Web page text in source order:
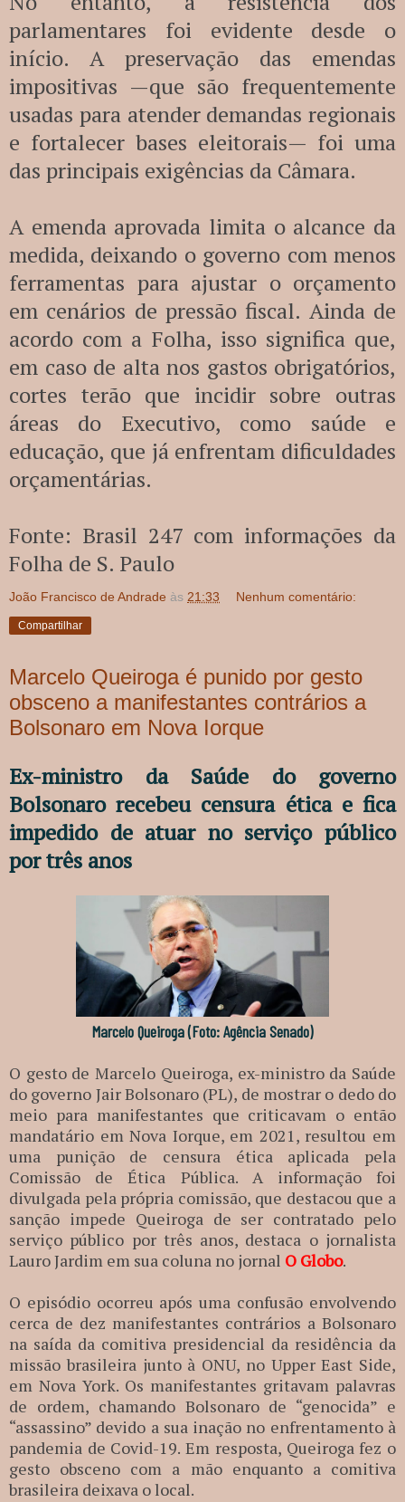
parlamentares foi evidente desde o
início. A preservação das emendas
impositivas —que são frequentemente
usadas para atender demandas regionais
e fortalecer bases eleitorais— foi uma
das principais exigências da Câmara.
A emenda aprovada limita o alcance da
medida, deixando o governo com menos
ferramentas para ajustar o orçamento
em cenários de pressão fiscal. Ainda de
acordo com a Folha, isso significa que,
em caso de alta nos gastos obrigatórios,
cortes terão que incidir sobre outras
áreas do Executivo, como saúde e
educação, que já enfrentam dificuldades
orçamentárias.
Fonte: Brasil 247 com informações da
Folha de S. Paulo
João Francisco de Andrade às 21:33 Nenhum comentário:
Compartilhar
Marcelo Queiroga é punido por gesto
obsceno a manifestantes contrários a
Bolsonaro em Nova Iorque
Ex-ministro da Saúde do governo
Bolsonaro recebeu censura ética e fica
impedido de atuar no serviço público
por três anos
Marcelo Queiroga (Foto: Agência Senado)
O gesto de Marcelo Queiroga, ex-ministro da Saúde
do governo Jair Bolsonaro (PL), de mostrar o dedo do
meio para manifestantes que criticavam o então
mandatário em Nova Iorque, em 2021, resultou em
uma punição de censura ética aplicada pela
Comissão de Ética Pública. A informação foi
divulgada pela própria comissão, que destacou que a
sanção impede Queiroga de ser contratado pelo
serviço público por três anos, destaca o jornalista
Lauro Jardim em sua coluna no jornal O Globo.
O episódio ocorreu após uma confusão envolvendo
cerca de dez manifestantes contrários a Bolsonaro
na saída da comitiva presidencial da residência da
missão brasileira junto à ONU, no Upper East Side,
em Nova York. Os manifestantes gritavam palavras
de ordem, chamando Bolsonaro de “genocida” e
“assassino” devido a sua inação no enfrentamento à
pandemia de Covid-19. Em resposta, Queiroga fez o
gesto obsceno com a mão enquanto a comitiva
brasileira deixava o local.